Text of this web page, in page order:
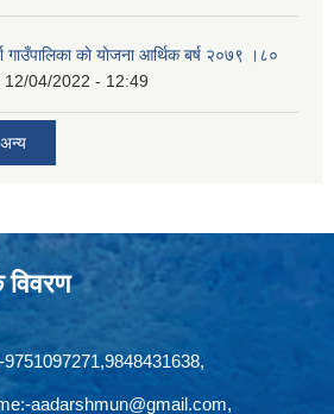
गाउँपालिका काे याेजना आर्थिक बर्ष २०७९ ।८०
12/04/2022 - 12:49
अन्य
विवरण
-aadarshmun@gmail.com,